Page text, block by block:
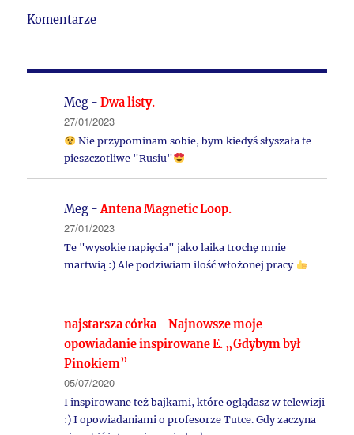
Komentarze
Meg -Dwa listy.
27/01/2023
Nie przypominam sobie, bym kiedyś słyszała te
pieszczotliwe "Rusiu"
Meg -Antena Magnetic Loop.
27/01/2023
Te "wysokie napięcia" jako laika trochę mnie
martwią :) Ale podziwiam ilość włożonej pracy
najstarsza córka -Najnowsze moje
opowiadanie inspirowane E. „Gdybym był
Pinokiem”
05/07/2020
I inspirowane też bajkami, które oglądasz w telewizji
:) I opowiadaniami o profesorze Tutce. Gdy zaczyna